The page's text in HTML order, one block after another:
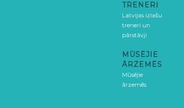
TRENERI
Latvijas izlašu
treneri un
pārstāvji
MŪSĒJIE
ĀRZEMĒS
Mūsējie
ārzemēs